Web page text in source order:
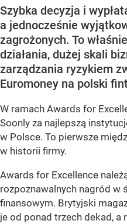
Szybka decyzja i
a jednocześnie
zagrożonych. To
działania, dużej skali
zarządzania ryzykiem
Euromoney na polski
W ramach Awards for
Soonly za najlepszą
w Polsce. To pierwsze
w historii firmy.
Awards for Excellence
rozpoznawalnych nagród w
finansowym. Brytyjski
je od ponad trzech dekad, a